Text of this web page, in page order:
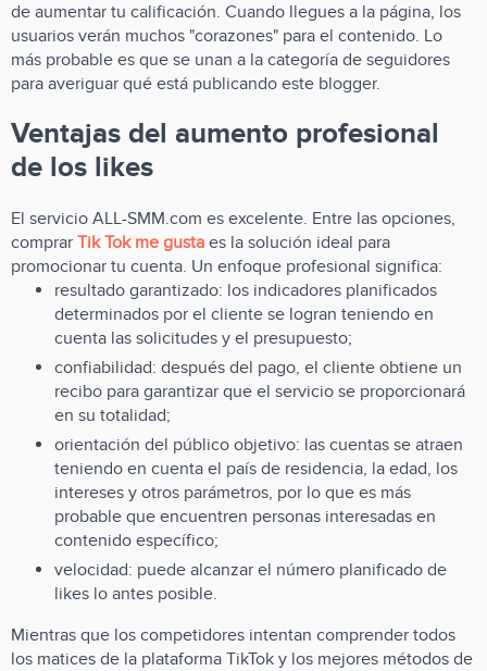
de aumentar tu calificación. Cuando llegues a la página, los
usuarios verán muchos "corazones" para el contenido. Lo
más probable es que se unan a la categoría de seguidores
para averiguar qué está publicando este blogger.
Ventajas del aumento profesional
de los likes
El servicio ALL-SMM.com es excelente. Entre las opciones,
comprar Tik Tok me gusta es la solución ideal para
promocionar tu cuenta. Un enfoque profesional significa:
resultado garantizado: los indicadores planificados
determinados por el cliente se logran teniendo en
cuenta las solicitudes y el presupuesto;
confiabilidad: después del pago, el cliente obtiene un
recibo para garantizar que el servicio se proporcionará
en su totalidad;
orientación del público objetivo: las cuentas se atraen
teniendo en cuenta el país de residencia, la edad, los
intereses y otros parámetros, por lo que es más
probable que encuentren personas interesadas en
contenido específico;
velocidad: puede alcanzar el número planificado de
likes lo antes posible.
Mientras que los competidores intentan comprender todos
los matices de la plataforma TikTok y los mejores métodos de